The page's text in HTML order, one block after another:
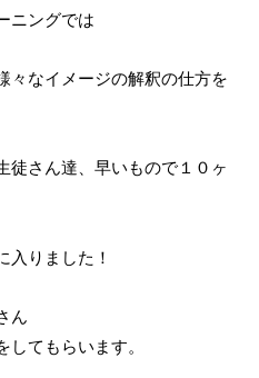
ニングでは
々なイメージの解釈の仕方を
徒さん達、早いもので１０ヶ
入りました！
ん
てもらいます。